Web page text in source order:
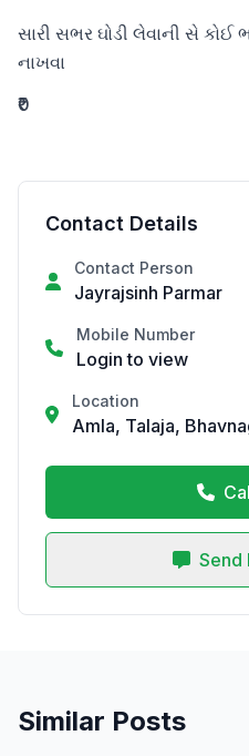
સારી સભર ઘોડી લેવાની સે કોઈ
નાખવા
₹0
Contact Details
Contact Person
Jayrajsinh Parmar
Mobile Number
Login to view
Location
Amla, Talaja,
Send
Similar Posts